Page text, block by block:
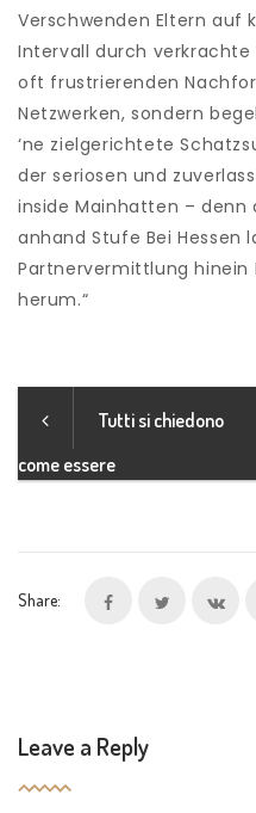
Verschwenden Eltern auf
Intervall durch verkrachte
oft frustrierenden
Netzwerken, sondern
‘ne zielgerichtete
der seriosen und
inside Mainhatten – denn
anhand Stufe Bei Hessen
Partnervermittlung hinein
herum.“
Tutti si chiedono
come essere
Share:
Leave a Reply